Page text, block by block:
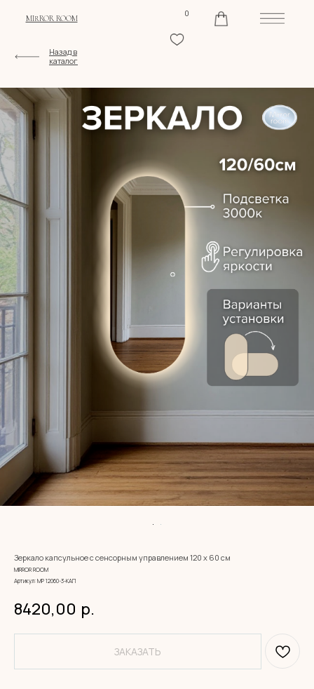
Зеркало капсульное с сенсорным управлением 120 х 60 см
MIRROR ROOM
Артикул:МР 12060-3-КАП
8420,00 р.
ЗАКАЗАТЬ